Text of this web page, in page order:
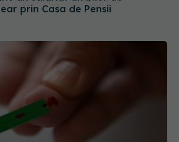
prin Casa de Pensii